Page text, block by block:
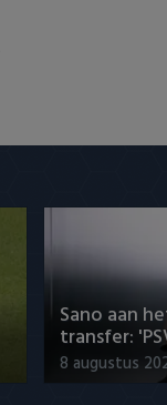
Sano aan
transfer:
8 augustus